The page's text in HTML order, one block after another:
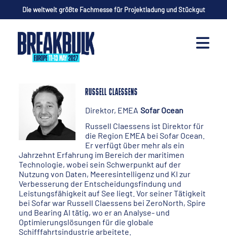
Die weltweit größte Fachmesse für Projektladung und Stückgut
RUSSELL CLAESSENS
Direktor, EMEA Sofar Ocean
Russell Claessens ist Direktor für
die Region EMEA bei Sofar Ocean.
Er verfügt über mehr als ein
Jahrzehnt Erfahrung im Bereich der maritimen
Technologie, wobei sein Schwerpunkt auf der
Nutzung von Daten, Meeresintelligenz und KI zur
Verbesserung der Entscheidungsfindung und
Leistungsfähigkeit auf See liegt. Vor seiner Tätigkeit
bei Sofar war Russell Claessens bei ZeroNorth, Spire
und Bearing AI tätig, wo er an Analyse- und
Optimierungslösungen für die globale
Schifffahrtsindustrie arbeitete.